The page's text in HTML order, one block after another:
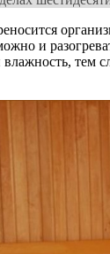
и
тем